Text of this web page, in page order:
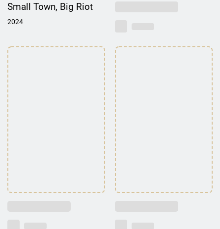
Small Town, Big Riot
2024